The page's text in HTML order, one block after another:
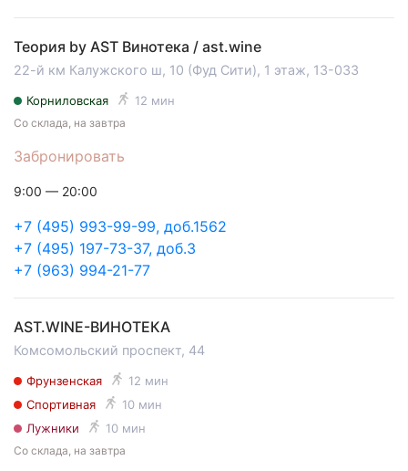
Теория by AST Винотека / ast.wine
22-й км Калужского ш, 10 (Фуд Сити), 1 этаж, 13-033
Корниловская 12 мин
Забронировать
Со склада, на завтра
+7 (495) 993-99-99, доб.1562
+7 (495) 197-73-37, доб.3
+7 (963) 994-21-77
9:00 — 20:00
AST.WINE-ВИНОТЕКА
Комсомольский проспект, 44
Фрунзенская
12 мин
Спортивная
10 мин
Лужники
10 мин
Со склада, на завтра